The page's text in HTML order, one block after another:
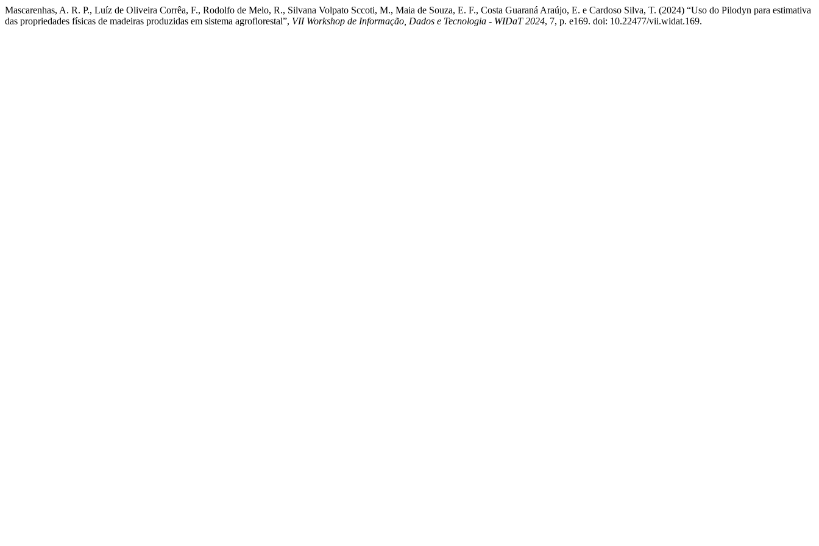
Mascarenhas, A. R. P., Luíz de Oliveira Corrêa, F., Rodolfo de Melo, R., Silvana Volpato Sccoti, M., Maia de Souza, E. F., Costa Guaraná Araújo, E. e Cardoso Silva, T. (2024) “Uso do Pilodyn para estimativa
das propriedades físicas de madeiras produzidas em sistema agroflorestal”, VII Workshop de Informação, Dados e Tecnologia - WIDaT 2024, 7, p. e169. doi: 10.22477/vii.widat.169.